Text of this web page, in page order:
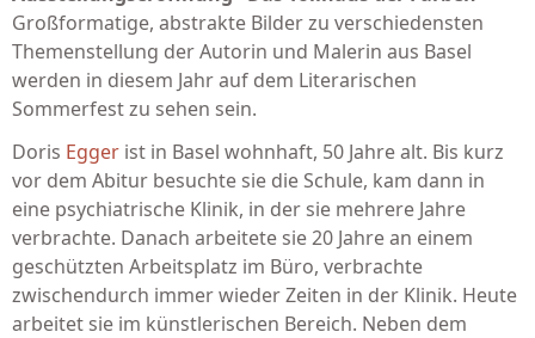
Großformatige, abstrakte Bilder zu verschiedensten
Themenstellung der Autorin und Malerin aus Basel
werden in diesem Jahr auf dem Literarischen
Sommerfest zu sehen sein.
Doris Egger ist in Basel wohnhaft, 50 Jahre alt. Bis kurz
vor dem Abitur besuchte sie die Schule, kam dann in
eine psychiatrische Klinik, in der sie mehrere Jahre
verbrachte. Danach arbeitete sie 20 Jahre an einem
geschützten Arbeitsplatz im Büro, verbrachte
zwischendurch immer wieder Zeiten in der Klinik. Heute
arbeitet sie im künstlerischen Bereich. Neben dem